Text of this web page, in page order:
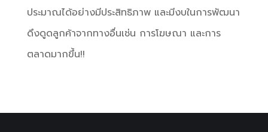
ประมาณได้อย่างมีประสิทธิภาพ และมีงบในการพัฒนา
ดึงดูดลูกค้าจากทางอื่นเช่น การโฆษณา และการ
ตลาดมากขึ้น!!